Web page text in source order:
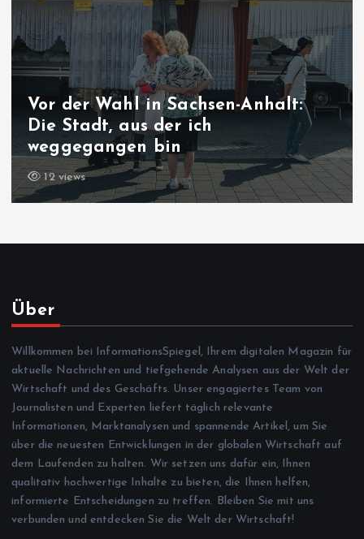
Nach Ceuta-Krise: Spanien
Grenzkontrollen zu Italien
11 views
Über
Willkommen bei InformationsSpiegel, Ihrem digitalen Magazin für
aktuelle Nachrichten und tiefgehende Analysen aus der Welt der
Wirtschaft und des Geschäfts. Unser engagiertes Team von
Journalisten und Experten liefert täglich relevante
Informationen, Marktanalysen und spannende Artikel, um Sie
über die neuesten Entwicklungen in der globalen Wirtschaft auf
dem Laufenden zu halten. Wir setzen uns dafür ein, Ihnen
qualitativ hochwertige Inhalte zu bieten, die Ihnen helfen,
informierte Entscheidungen zu treffen. Bleiben Sie mit uns
verbunden und entdecken Sie die Welt der Wirtschaft!